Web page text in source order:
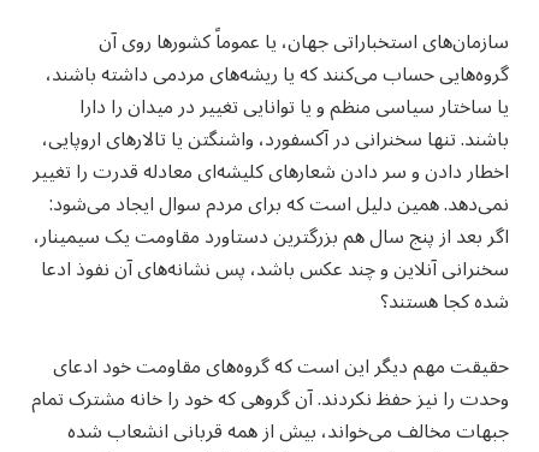
سازمان‌های استخباراتی جهان، یا عموماً کشورها روی آن
گروه‌هایی حساب می‌کنند که یا ریشه‌های مردمی داشته باشند،
یا ساختار سیاسی منظم و یا توانایی تغییر در میدان را دارا
باشند. تنها سخنرانی در آکسفورد، واشنگتن یا تالارهای اروپایی،
اخطار دادن و سر دادن شعارهای کلیشه‌ای معادله قدرت را تغییر
نمی‌دهد. همین دلیل است که برای مردم سوال ایجاد می‌شود:
اگر بعد از پنج سال هم بزرگترین دستاورد مقاومت یک سیمینار،
سخنرانی آنلاین و چند عکس باشد، پس نشانه‌های آن نفوذ ادعا
شده کجا هستند؟
حقیقت مهم دیگر این است که گروه‌های مقاومت خود ادعای
وحدت را نیز حفظ نکردند. آن گروهی که خود را خانه مشترک تمام
جبهات مخالف می‌خواند، بیش از همه قربانی انشعاب شده